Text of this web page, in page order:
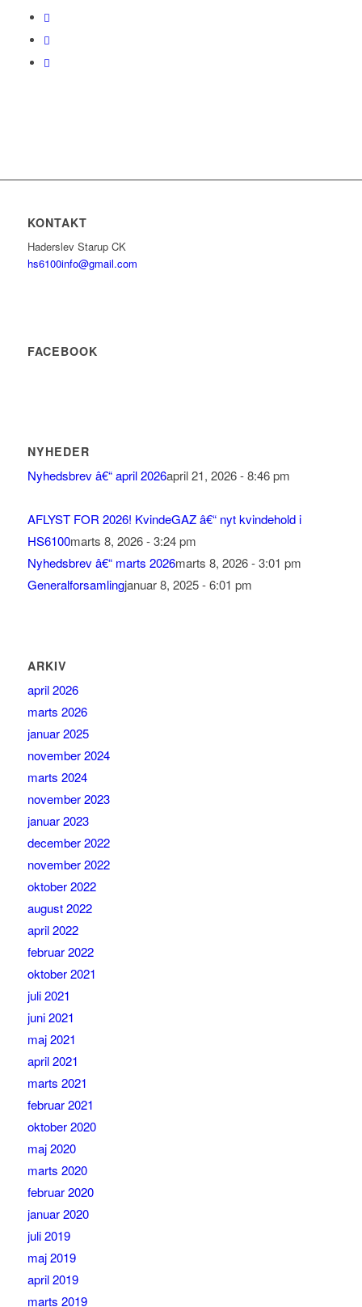
KONTAKT
Haderslev Starup CK
hs6100info@gmail.com
FACEBOOK
NYHEDER
Nyhedsbrev â€“ april 2026april 21, 2026 - 8:46 pm
AFLYST FOR 2026! KvindeGAZ â€“ nyt kvindehold i
HS6100marts 8, 2026 - 3:24 pm
Nyhedsbrev â€“ marts 2026marts 8, 2026 - 3:01 pm
Generalforsamlingjanuar 8, 2025 - 6:01 pm
ARKIV
april 2026
marts 2026
januar 2025
november 2024
marts 2024
november 2023
januar 2023
december 2022
november 2022
oktober 2022
august 2022
april 2022
februar 2022
oktober 2021
juli 2021
juni 2021
maj 2021
april 2021
marts 2021
februar 2021
oktober 2020
maj 2020
marts 2020
februar 2020
januar 2020
juli 2019
maj 2019
april 2019
marts 2019